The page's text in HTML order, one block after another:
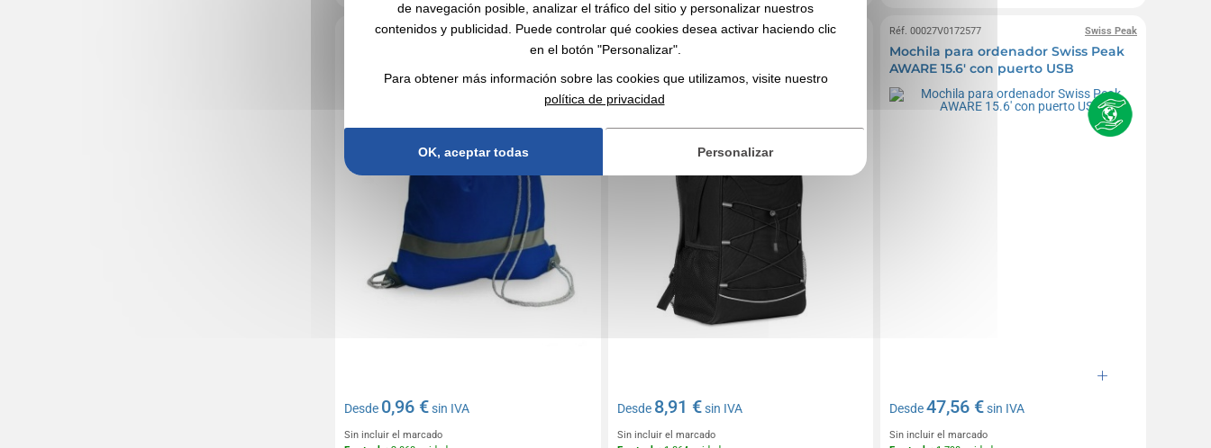
Réf. 00028V0010343
Mochila de seguridad con rayas
Desde 0,96 €sin IVA
Sin incluir el marcado
Réf. 00010V0148166
Mochila deportiva en RPET - Monte
Desde 8,91 €sin IVA
Sin incluir el marcado
Swiss Peak
Réf. 00027V0172577
Mochila para ordenador Swiss Peak
AWARE 15.6' con puerto USB
Desde47,56 €sin IVA
Sin incluir el marcado
de navegación posible, analizar el tráfico del sitio y personalizar nuestros
contenidos y publicidad. Puede controlar qué cookies desea activar haciendo clic
en el botón "Personalizar".
Para obtener más información sobre las cookies que utilizamos, visite nuestro
política de privacidad
OK, aceptar todas Personalizar